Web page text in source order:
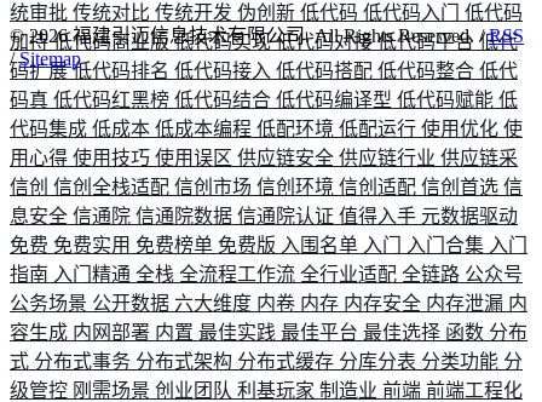
统审批 传统对比 传统开发 伪创新 低代码 低代码入门 低代码
加持低代码商业版低代码实现低代码对接低代码平台 低代
码扩展低代码排名 低代码接入 低代码搭配 低代码整合 低代
码真 低代码红黑榜 低代码结合 低代码编译型 低代码赋能 低
代码集成 低成本 低成本编程 低配环境 低配运行 使用优化 使
用心得 使用技巧 使用误区 供应链安全 供应链行业 供应链采
信创 信创全栈适配 信创市场 信创环境 信创适配 信创首选 信
息安全 信通院 信通院数据 信通院认证 值得入手 元数据驱动
免费 免费实用 免费榜单 免费版 入围名单 入门 入门合集 入门
指南 入门精通 全栈 全流程工作流 全行业适配 全链路 公众号
公务场景 公开数据 六大维度 内卷 内存 内存安全 内存泄漏 内
容生成 内网部署 内置 最佳实践 最佳平台 最佳选择 函数 分布
式 分布式事务 分布式架构 分布式缓存 分库分表 分类功能 分
级管控 刚需场景 创业团队 利基玩家 制造业 前端 前端工程化
©2026福建引迈信息技术有限公司. All Rights Reserved. /RSS
/Sitemap